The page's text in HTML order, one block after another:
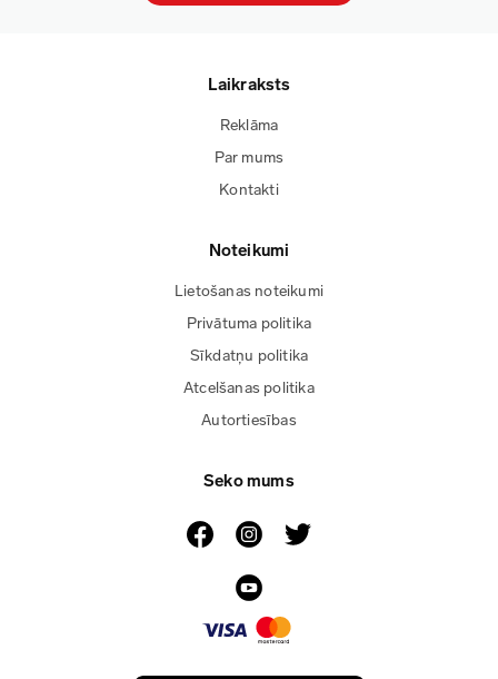
Laikraksts
Reklāma
Par mums
Kontakti
Noteikumi
Lietošanas noteikumi
Privātuma politika
Sīkdatņu politika
Atcelšanas politika
Autortiesības
Seko mums